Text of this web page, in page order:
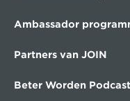
Ambassador
Partners van JOIN
Beter Worden Podcast